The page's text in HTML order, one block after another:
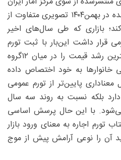
درباره شاخص قیمت مصرف‌کننده در بهمن‌۱۴۰۴ تصویری متفاوت از
بازاری که طی سال‌های اخیر
قرار داشت این‌بار با ثبت تورم
نقطه‌به‌نقطه ۳/۳۲درصدی، کمترین رشد قیمت را در میان ۱۲گروه
خانوارها به خود اختصاص داده
پایین‌تر از تورم عمومی
قرار دارد بلکه نسبت به روند سه سال
با این حال پرسش اساسی
اجاره به معنای ورود بازار
آن را نوعی آرامش پیش از موج